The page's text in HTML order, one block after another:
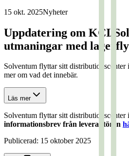
15 okt. 2025Nyheter
Uppdatering om KCI/
utmaningar med
Solventum flyttar sitt
mer om vad det innebär.
Läs mer
Solventum flyttar sitt distributionscenter
informationsbrev från leverantören
Publicerad: 15 oktober 2025